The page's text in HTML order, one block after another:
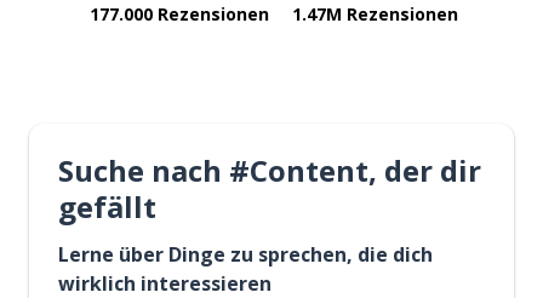
177.000 Rezensionen 1.47M Rezensionen
Suche nach #Content, der dir
gefällt
Lerne über Dinge zu sprechen, die dich
wirklich interessieren